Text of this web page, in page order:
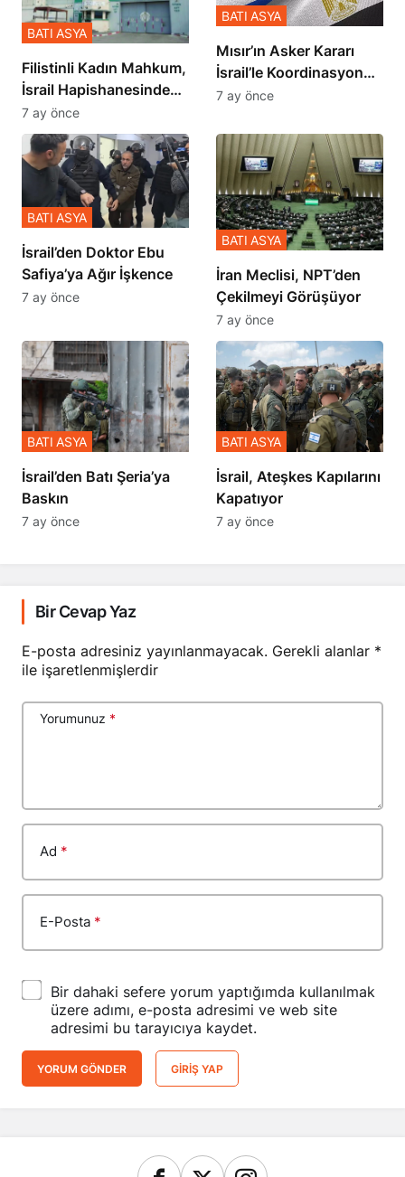
Filistinli Kadın Mahkum,
İsrail Hapishanesindeki
Zulmü Anlattı
BATI ASYA
7 ay önce
Mısır’ın Asker Kararı
İsrail’le Koordinasyon
İçinde Gerçekleşmiş
BATI ASYA
7 ay önce
İsrail’den Doktor Ebu
Safiya’ya Ağır İşkence
BATI ASYA
7 ay önce
İran Meclisi, NPT’den
Çekilmeyi Görüşüyor
BATI ASYA
7 ay önce
​​​​​​​İsrail’den Batı Şeria’ya
Baskın
BATI ASYA
7 ay önce
İsrail, Ateşkes Kapılarını
Kapatıyor
BATI ASYA
7 ay önce
Bir Cevap Yaz
E-posta adresiniz yayınlanmayacak. Gerekli alanlar *
ile işaretlenmişlerdir
Yorumunuz *
Ad *
E-Posta *
Bir dahaki sefere yorum yaptığımda kullanılmak
üzere adımı, e-posta adresimi ve web site
adresimi bu tarayıcıya kaydet.
YORUM GÖNDER GIRIŞ YAP